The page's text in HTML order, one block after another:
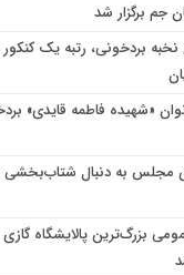
جم برگزار شد
بردخونی، رتبه‌ یک
«شهیده فاطمه قایدی»
مجلس به دنبال شتاب‌بخشی
بزرگ‌ترین پالایشگاه گازی